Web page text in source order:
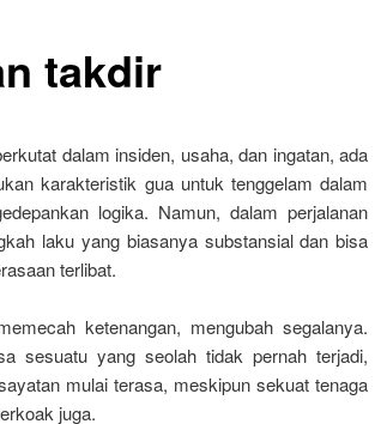
takdir
dalam insiden, usaha, dan ingatan, ada
karakteristik gua untuk tenggelam dalam
logika. Namun, dalam perjalanan
laku yang biasanya substansial dan bisa
terlibat.
ketenangan, mengubah segalanya.
sesuatu yang seolah tidak pernah terjadi,
mulai terasa, meskipun sekuat tenaga
juga.